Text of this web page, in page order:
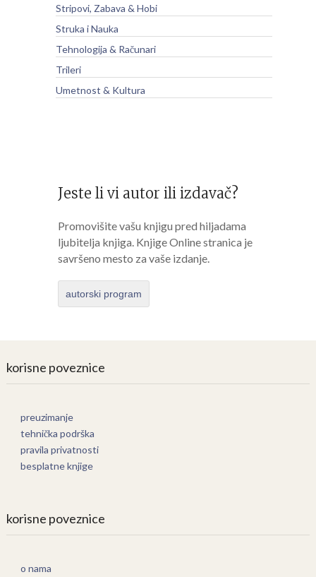
Stripovi, Zabava & Hobi
Struka i Nauka
Tehnologija & Računari
Trileri
Umetnost & Kultura
Jeste li vi autor ili izdavač?
Promovišite vašu knjigu pred hiljadama
ljubitelja knjiga. Knjige Online stranica je
savršeno mesto za vaše izdanje.
autorski program
korisne poveznice
preuzimanje
tehnička podrška
pravila privatnosti
besplatne knjige
korisne poveznice
o nama